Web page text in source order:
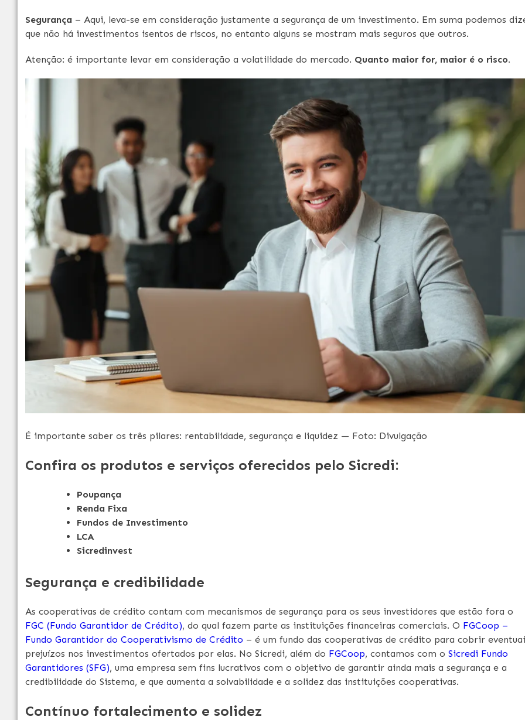
Segurança – Aqui, leva-se em consideração justamente a segurança de um investimento. Em suma podemos
que não há investimentos isentos de riscos, no entanto alguns se mostram mais seguros que outros.
Atenção: é importante levar em consideração a volatilidade do mercado. Quanto maior for, maior é o risco.
É importante saber os três pilares: rentabilidade, segurança e liquidez — Foto: Divulgação
Confira os produtos e serviços oferecidos pelo Sicredi:
Poupança
Renda Fixa
Fundos de Investimento
LCA
Sicredinvest
Segurança e credibilidade
As cooperativas de crédito contam com mecanismos de segurança para os seus investidores que estão fora o
FGC (Fundo Garantidor de Crédito), do qual fazem parte as instituições financeiras comerciais. O FGCoop –
Fundo Garantidor do Cooperativismo de Crédito – é um fundo das cooperativas de crédito para cobrir
prejuízos nos investimentos ofertados por elas. No Sicredi, além do FGCoop, contamos com o Sicredi Fundo
Garantidores (SFG), uma empresa sem fins lucrativos com o objetivo de garantir ainda mais a segurança e a
credibilidade do Sistema, e que aumenta a solvabilidade e a solidez das instituições cooperativas.
Contínuo fortalecimento e solidez